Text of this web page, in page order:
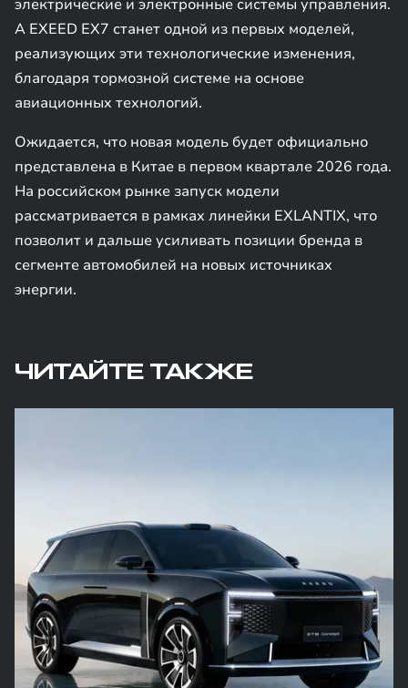
электрические и электронные системы управления.
А EXEED EX7 станет одной из первых моделей,
реализующих эти технологические изменения,
благодаря тормозной системе на основе
авиационных технологий.
Ожидается, что новая модель будет официально
представлена в Китае в первом квартале 2026 года.
На российском рынке запуск модели
рассматривается в рамках линейки EXLANTIX, что
позволит и дальше усиливать позиции бренда в
сегменте автомобилей на новых источниках
энергии.
ЧИТАЙТЕ ТАКЖЕ